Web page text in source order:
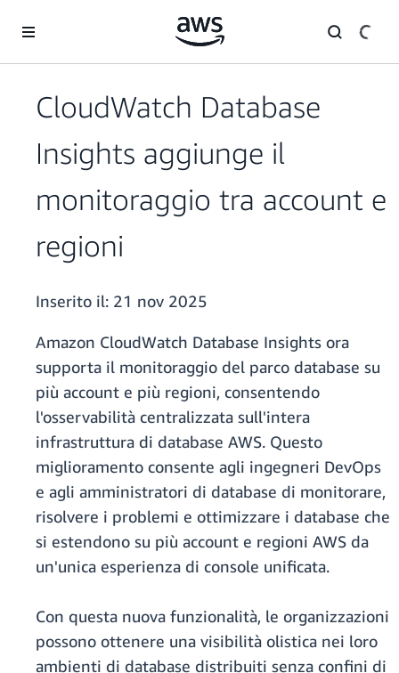
CloudWatch Database
Insights aggiunge il
monitoraggio tra account e
regioni
Inserito il: 21 nov 2025
Amazon CloudWatch Database Insights ora
supporta il monitoraggio del parco database su
più account e più regioni, consentendo
l'osservabilità centralizzata sull'intera
infrastruttura di database AWS. Questo
miglioramento consente agli ingegneri DevOps
e agli amministratori di database di monitorare,
risolvere i problemi e ottimizzare i database che
si estendono su più account e regioni AWS da
un'unica esperienza di console unificata.
Con questa nuova funzionalità, le organizzazioni
possono ottenere una visibilità olistica nei loro
ambienti di database distribuiti senza confini di